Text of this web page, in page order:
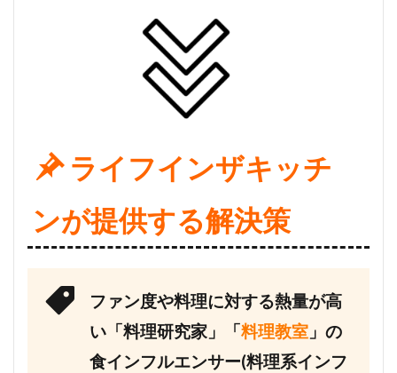
ライフインザキッチ
ンが提供する解決策
ファン度や料理に対する熱量が高
い「料理研究家」「料理教室 」の
食インフルエンサー(料理系インフ